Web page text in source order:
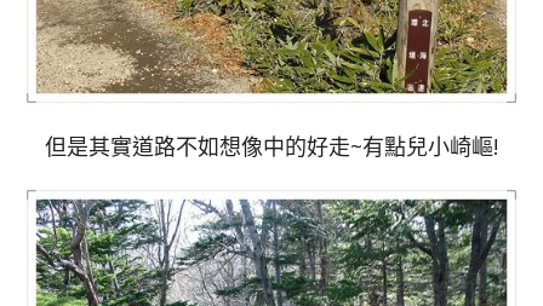
但是其實道路不如想像中的好走~有點兒小崎嶇!